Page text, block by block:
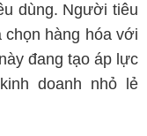
dùng. Người tiêu
hàng hóa với
đang tạo áp lực
doanh nhỏ lẻ